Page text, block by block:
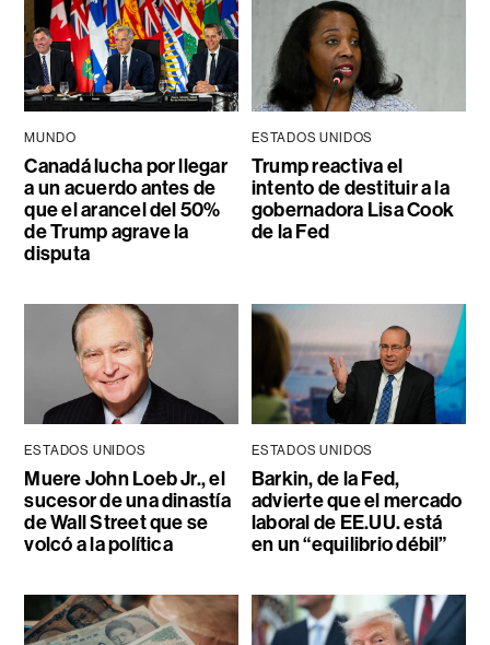
MUNDO
Canadá lucha por llegar
a un acuerdo antes de
que el arancel del 50%
de Trump agrave la
disputa
ESTADOS UNIDOS
Trump reactiva el
intento de destituir a la
gobernadora Lisa Cook
de la Fed
ESTADOS UNIDOS
Muere John Loeb Jr., el
sucesor de una dinastía
de Wall Street que se
volcó a la política
ESTADOS UNIDOS
Barkin, de la Fed,
advierte que el mercado
laboral de EE.UU. está
en un “equilibrio débil”